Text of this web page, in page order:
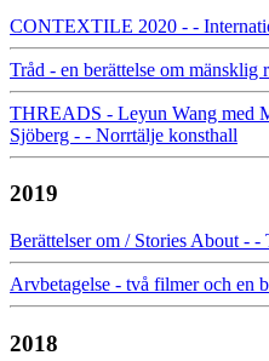
CONTEXTILE 2020 - -
Tråd - en berättelse om
THREADS - Leyun Wang med
Sjöberg - - Norrtälje konsthall
2019
Berättelser om / Stories About - -
Arvbetagelse - två filmer och en
2018